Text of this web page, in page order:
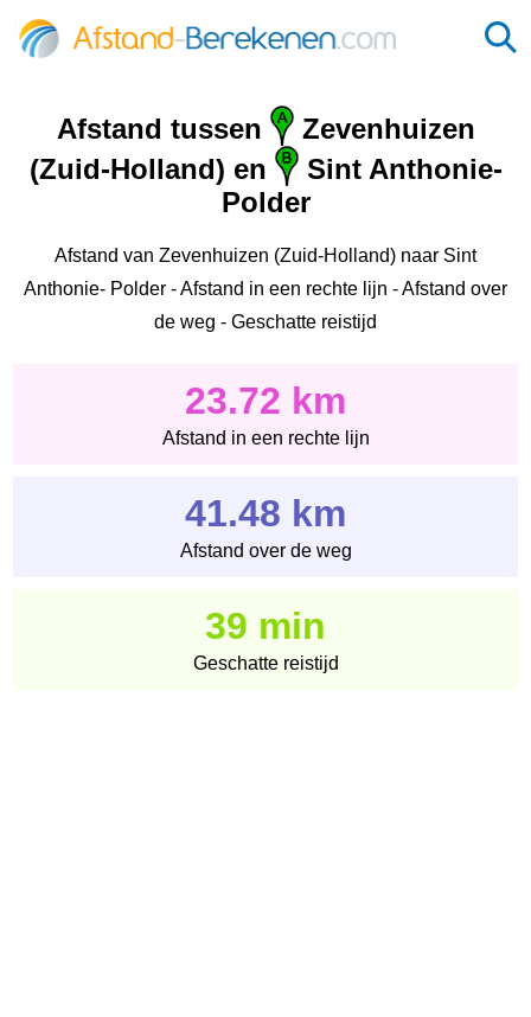
Afstand tussen
Zevenhuizen
(Zuid-Holland) en
Sint Anthonie-
Polder
Afstand van Zevenhuizen (Zuid-Holland) naar Sint
Anthonie- Polder - Afstand in een rechte lijn - Afstand over
de weg - Geschatte reistijd
23.72 km
Afstand in een rechte lijn
41.48 km
Afstand over de weg
39 min
Geschatte reistijd